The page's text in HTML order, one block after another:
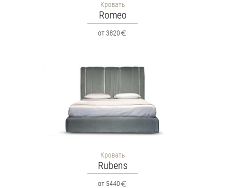
Кровать
Romeo
от 3820
Кровать
Rubens
от 5440